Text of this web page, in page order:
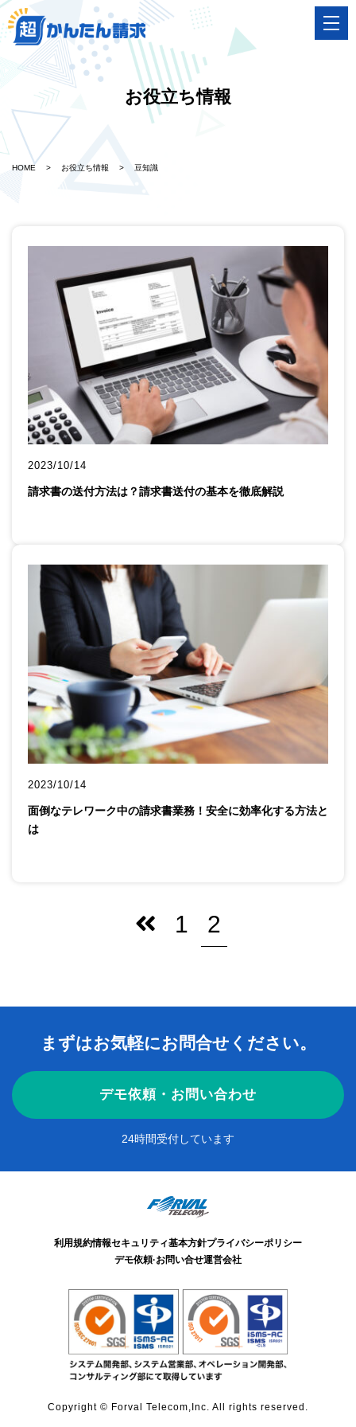
お役立ち情報
HOME > お役立ち情報 > 豆知識
2023/10/14
請求書の送付方法は？請求書送付の基本を徹底解説
2023/10/14
面倒なテレワーク中の請求書業務！安全に効率化する方法と
は
1 2
まずはお気軽にお問合せください。
デモ依頼・お問い合わせ
24時間受付しています
利用規約情報セキュリティ基本方針プライバシーポリシー
デモ依頼·お問い合せ運営会社
Copyright © Forval Telecom,Inc. All rights reserved.